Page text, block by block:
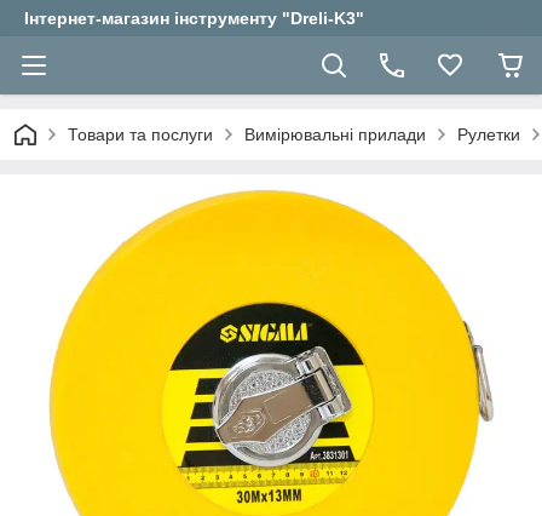
Інтернет-магазин інструменту "Dreli-K3"
Товари та послуги Вимірювальні прилади Рулетки